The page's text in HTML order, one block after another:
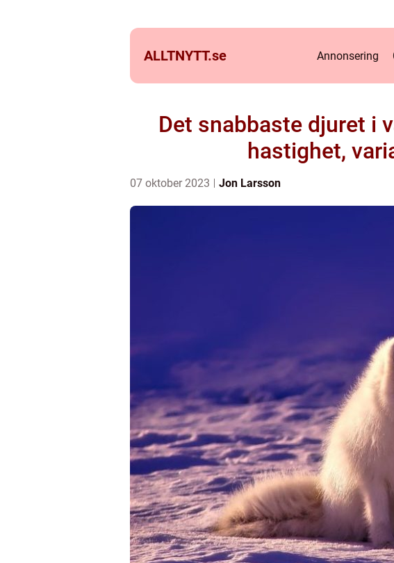
ALLTNYTT.se Annonsering
Det snabbaste djuret i
hastighet,
07 oktober 2023 Jon Larsson